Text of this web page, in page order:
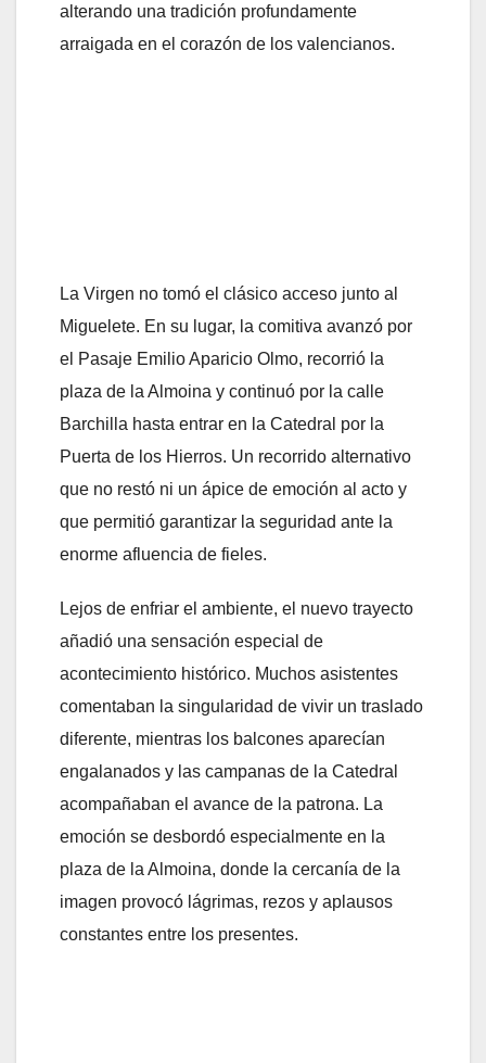
alterando una tradición profundamente
arraigada en el corazón de los valencianos.
La Virgen no tomó el clásico acceso junto al
Miguelete. En su lugar, la comitiva avanzó por
el Pasaje Emilio Aparicio Olmo, recorrió la
plaza de la Almoina y continuó por la calle
Barchilla hasta entrar en la Catedral por la
Puerta de los Hierros. Un recorrido alternativo
que no restó ni un ápice de emoción al acto y
que permitió garantizar la seguridad ante la
enorme afluencia de fieles.
Lejos de enfriar el ambiente, el nuevo trayecto
añadió una sensación especial de
acontecimiento histórico. Muchos asistentes
comentaban la singularidad de vivir un traslado
diferente, mientras los balcones aparecían
engalanados y las campanas de la Catedral
acompañaban el avance de la patrona. La
emoción se desbordó especialmente en la
plaza de la Almoina, donde la cercanía de la
imagen provocó lágrimas, rezos y aplausos
constantes entre los presentes.